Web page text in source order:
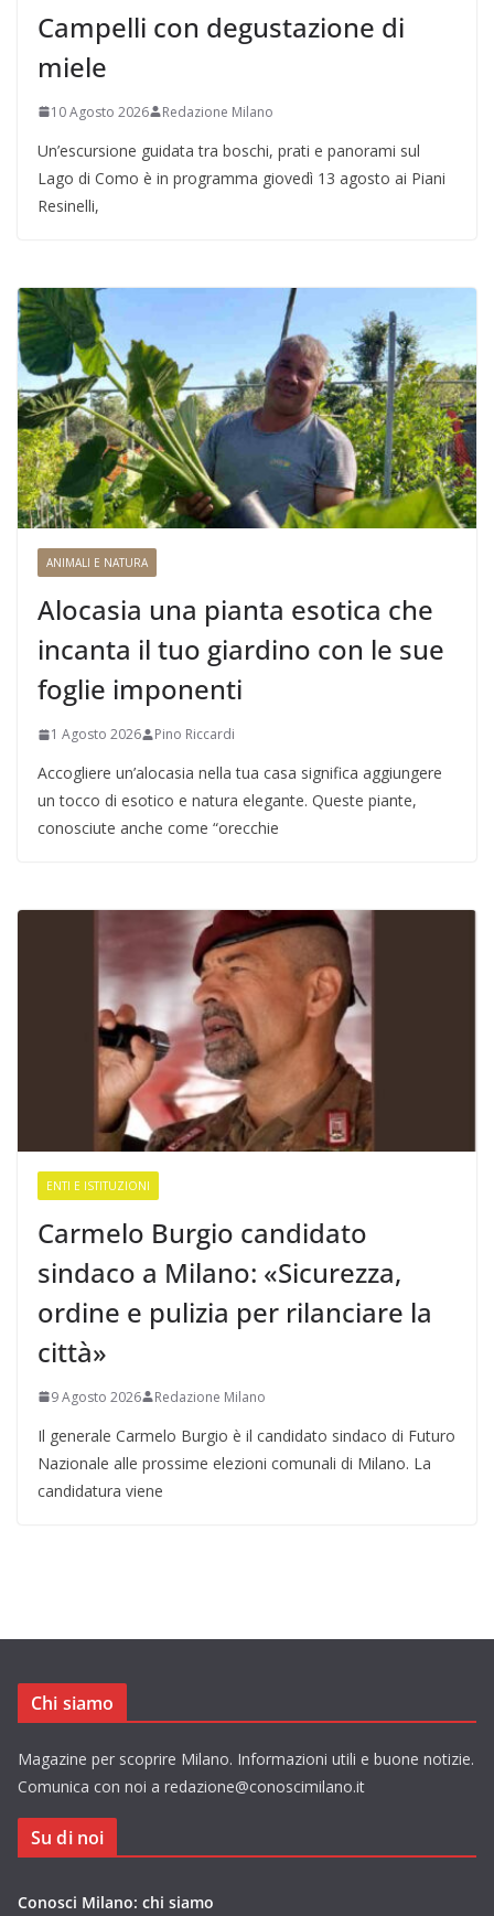
Campelli con degustazione di
miele
10 Agosto 2026 Redazione Milano
Un’escursione guidata tra boschi, prati e panorami sul
Lago di Como è in programma giovedì 13 agosto ai Piani
Resinelli,
ANIMALI E NATURA
Alocasia una pianta esotica che
incanta il tuo giardino con le sue
foglie imponenti
1 Agosto 2026 Pino Riccardi
Accogliere un’alocasia nella tua casa significa aggiungere
un tocco di esotico e natura elegante. Queste piante,
conosciute anche come “orecchie
ENTI E ISTITUZIONI
Carmelo Burgio candidato
sindaco a Milano: «Sicurezza,
ordine e pulizia per rilanciare la
città»
9 Agosto 2026 Redazione Milano
Il generale Carmelo Burgio è il candidato sindaco di Futuro
Nazionale alle prossime elezioni comunali di Milano. La
candidatura viene
Chi siamo
Magazine per scoprire Milano. Informazioni utili e buone notizie.
Comunica con noi a redazione@conoscimilano.it
Su di noi
Conosci Milano: chi siamo